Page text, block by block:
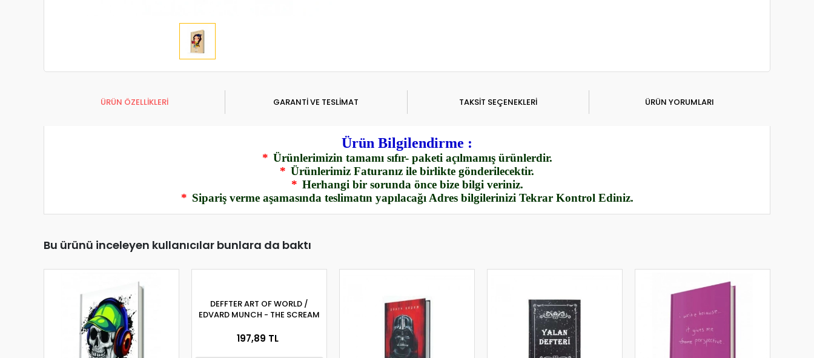
ÜRÜN ÖZELLİKLERİ GARANTİ VE TESLİMAT TAKSİT SEÇENEKLERİ ÜRÜN YORUMLARI
Ürün Bilgilendirme :
* Ürünlerimizin tamamı sıfır- paketi açılmamış ürünlerdir.
* Ürünlerimiz Faturanız ile birlikte gönderilecektir.
* Herhangi bir sorunda önce bize bilgi veriniz.
* Sipariş verme aşamasında teslimatın yapılacağı Adres bilgilerinizi Tekrar Kontrol Ediniz.
Bu ürünü inceleyen kullanıcılar bunlara da baktı
DEFFTER ART OF WORLD /
EDVARD MUNCH - THE SCREAM
197,89 TL